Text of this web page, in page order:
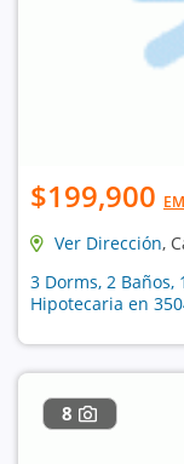
$199,900
Ver Dirección,
3 Dorms, 2 Baños,
Hipotecaria en
8